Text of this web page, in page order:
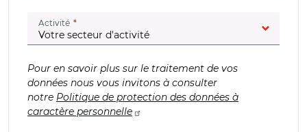
Activité (champ obligatoire)
Pour en savoir plus sur le traitement de vos
données nous vous invitons à consulter
notre Politique de protection des données à
caractère personnelle